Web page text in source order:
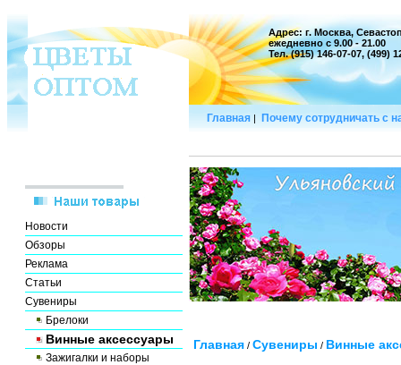
Новости
Обзоры
Реклама
Статьи
Сувениры
Брелоки
Винные аксессуары
Зажигалки и наборы
Главная | Почему сотрудничать с
Главная / Сувениры / Винные
Адрес: г. Москва,
ежедневно с 9.00 - 21.00
Тел. (915) 146-07-07, (499)